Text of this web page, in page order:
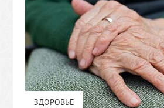
ЗДОРОВЬЕ